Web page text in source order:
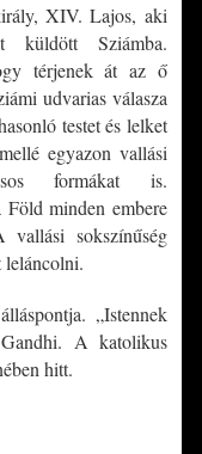
XIV. Lajos, aki
küldött Sziámba.
térjenek át az ő
udvarias válasza
testet és lelket
egyazon vallási
formákat is.
minden embere
sokszínűség
leláncolni.
„Istennek
A katolikus
hitt.